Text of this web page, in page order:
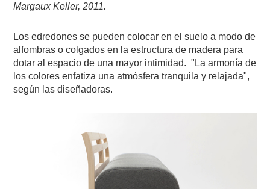
Margaux Keller, 2011.
Los edredones se pueden colocar en el suelo a modo de
alfombras o colgados en la estructura de madera para
dotar al espacio de una mayor intimidad. "La armonía de
los colores enfatiza una atmósfera tranquila y relajada",
según las diseñadoras.